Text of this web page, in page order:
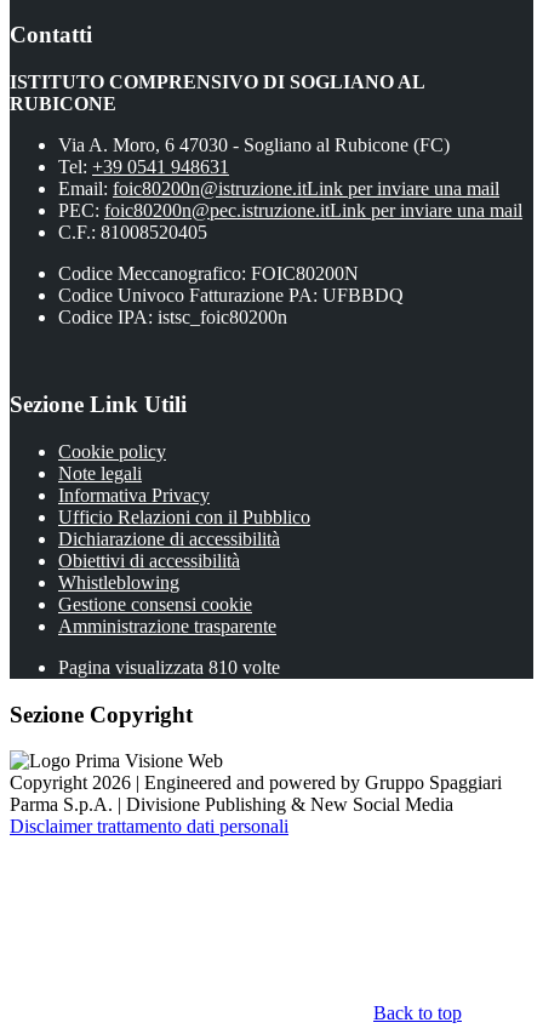
Contatti
ISTITUTO COMPRENSIVO DI SOGLIANO AL
RUBICONE
Via A. Moro, 6 47030 - Sogliano al Rubicone (FC)
Tel: +39 0541 948631
Email: foic80200n@istruzione.itLink per inviare una mail
PEC: foic80200n@pec.istruzione.itLink per inviare una mail
C.F.: 81008520405
Codice Meccanografico: FOIC80200N
Codice Univoco Fatturazione PA: UFBBDQ
Codice IPA: istsc_foic80200n
Sezione Link Utili
Cookie policy
Note legali
Informativa Privacy
Ufficio Relazioni con il Pubblico
Dichiarazione di accessibilità
Obiettivi di accessibilità
Whistleblowing
Gestione consensi cookie
Amministrazione trasparente
Pagina visualizzata 810 volte
Sezione Copyright
Copyright 2026 | Engineered and powered by Gruppo Spaggiari
Parma S.p.A. | Divisione Publishing & New Social Media
Disclaimer trattamento dati personali
Back to top